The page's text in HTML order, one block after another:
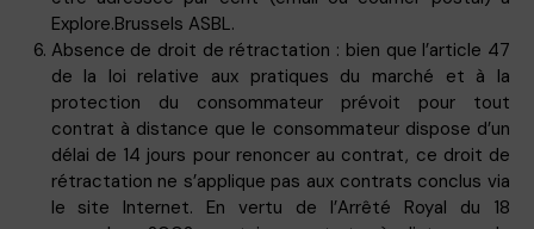
Explore.Brussels ASBL.
Absence de droit de rétractation : bien que l’article 47
de la loi relative aux pratiques du marché et à la
protection du consommateur prévoit pour tout
contrat à distance que le consommateur dispose d’un
délai de 14 jours pour renoncer au contrat, ce droit de
rétractation ne s’applique pas aux contrats conclus via
le site Internet. En vertu de l’Arrêté Royal du 18